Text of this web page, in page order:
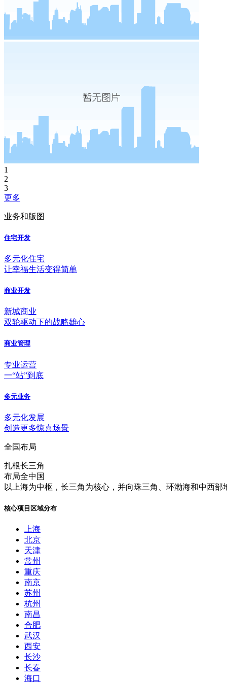
1
2
3
更多
业务和版图
住宅开发
多元化住宅
让幸福生活变得简单
商业开发
新城商业
双轮驱动下的战略雄心
商业管理
专业运营
一“站”到底
多元业务
多元化发展
创造更多惊喜场景
全国布局
扎根长三角
布局全中国
以上海为中枢，长三角为核心，并向珠三角、环渤海和中西部
核心项目区域分布
上海
北京
天津
常州
重庆
南京
苏州
杭州
南昌
合肥
武汉
西安
长沙
长春
海口